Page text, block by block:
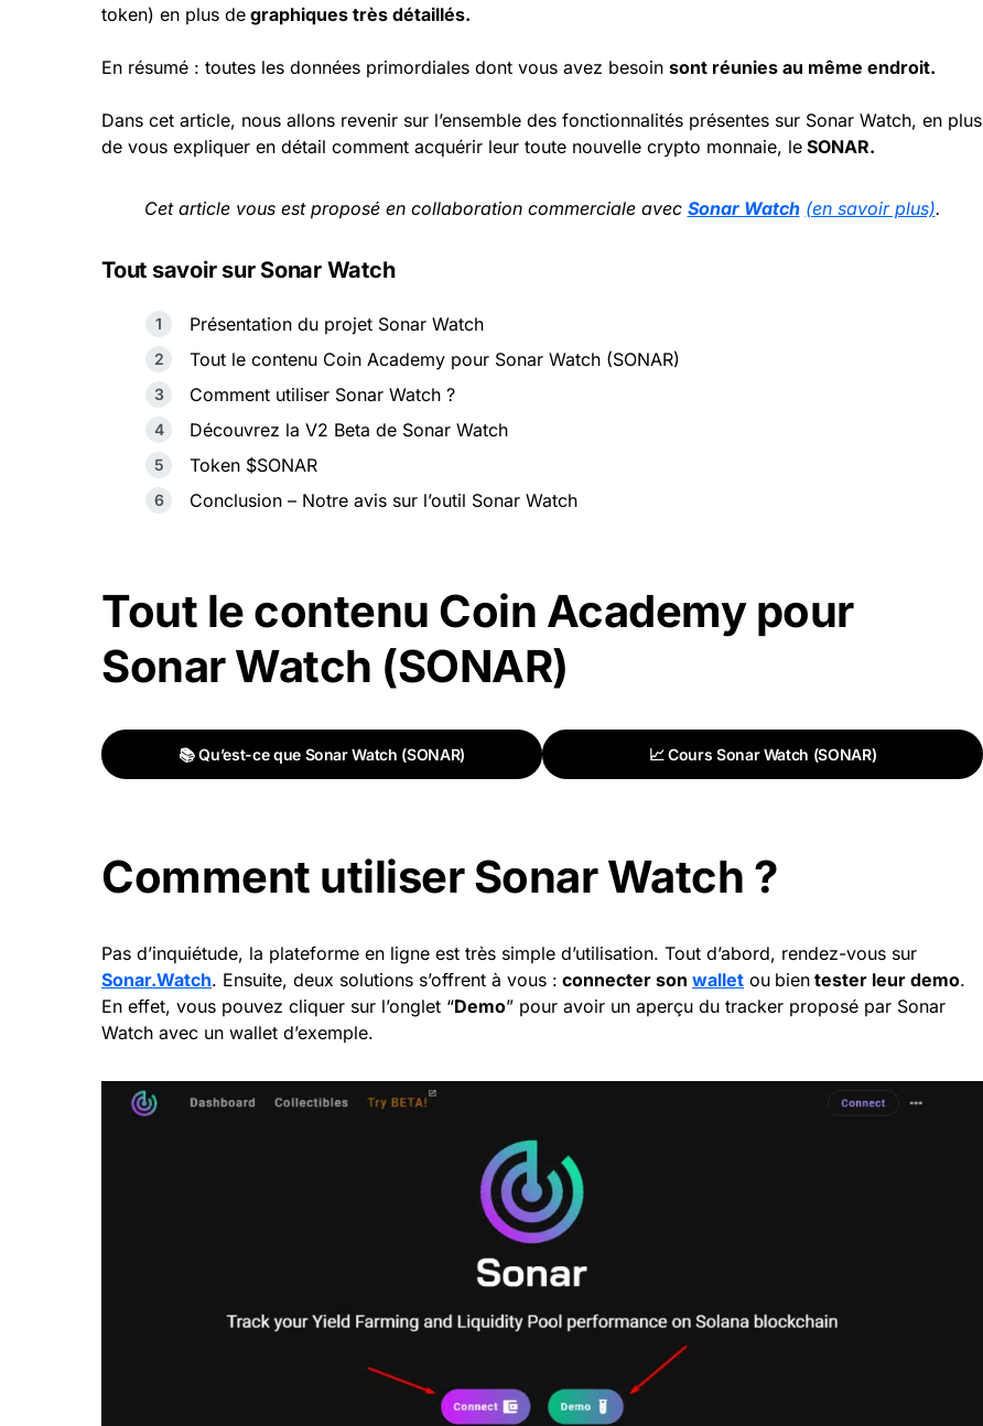
token) en plus de graphiques très détaillés.
En résumé : toutes les données primordiales dont vous avez besoin sont réunies au même endroit.
Dans cet article, nous allons revenir sur l’ensemble des fonctionnalités présentes sur Sonar Watch, en plus
de vous expliquer en détail comment acquérir leur toute nouvelle crypto monnaie, le SONAR.
Cet article vous est proposé en collaboration commerciale avec Sonar Watch (en savoir plus).
Tout savoir sur Sonar Watch
Présentation du projet Sonar Watch
Tout le contenu Coin Academy pour Sonar Watch (SONAR)
Comment utiliser Sonar Watch ?
Découvrez la V2 Beta de Sonar Watch
Token $SONAR
Conclusion – Notre avis sur l’outil Sonar Watch
Tout le contenu Coin Academy pour
Sonar Watch (SONAR)
📚 Qu’est-ce que Sonar Watch (SONAR) 📈 Cours Sonar Watch (SONAR)
Comment utiliser Sonar Watch ?
Pas d’inquiétude, la plateforme en ligne est très simple d’utilisation. Tout d’abord, rendez-vous sur
Sonar.Watch. Ensuite, deux solutions s’offrent à vous : connecter son wallet ou bien tester leur demo.
En effet, vous pouvez cliquer sur l’onglet “Demo” pour avoir un aperçu du tracker proposé par Sonar
Watch avec un wallet d’exemple.